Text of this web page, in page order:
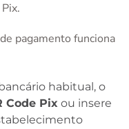
pagamento funciona
habitual, o
Code Pix ou insere